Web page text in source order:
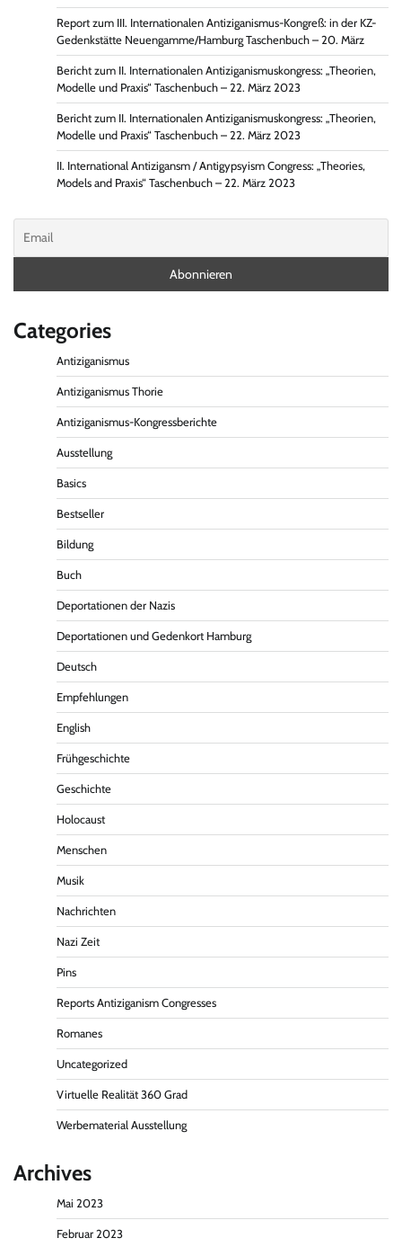
Report zum III. Internationalen Antiziganismus-Kongreß: in der KZ-
Gedenkstätte Neuengamme/Hamburg Taschenbuch – 20. März
Bericht zum II. Internationalen Antiziganismuskongress: „Theorien,
Modelle und Praxis“ Taschenbuch – 22. März 2023
Bericht zum II. Internationalen Antiziganismuskongress: „Theorien,
Modelle und Praxis“ Taschenbuch – 22. März 2023
II. International Antizigansm / Antigypsyism Congress: „Theories,
Models and Praxis“ Taschenbuch – 22. März 2023
Categories
Antiziganismus
Antiziganismus Thorie
Antiziganismus-Kongressberichte
Ausstellung
Basics
Bestseller
Bildung
Buch
Deportationen der Nazis
Deportationen und Gedenkort Hamburg
Deutsch
Empfehlungen
English
Frühgeschichte
Geschichte
Holocaust
Menschen
Musik
Nachrichten
Nazi Zeit
Pins
Reports Antiziganism Congresses
Romanes
Uncategorized
Virtuelle Realität 360 Grad
Werbematerial Ausstellung
Archives
Mai 2023
Februar 2023